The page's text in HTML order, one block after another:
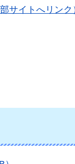
サイトへリンク